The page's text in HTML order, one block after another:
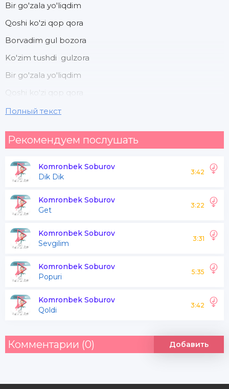
Bir go'zala yo'liqdim
Qoshi ko'zi qop qora
Borvadim gul bozora
Ko'zim tushdi gulzora
Bir go'zala yo'liqdim
Qoshi ko'zi qop qora
Xolvochini qizimi
Buncha asal shakar shu
Xurmachini qizimi
Xolvochini kizimi
Olmachini qizimi
Buncha asal shakar shu
Xurmachini kizimi
Полный текст
Рекомендуем послушать
Komronbek Soburov
Dik Dik
3:42
Komronbek Soburov
Get
3:22
Komronbek Soburov
Sevgilim
3:31
Komronbek Soburov
Popuri
5:35
Komronbek Soburov
Qoldi
3:42
Комментарии (0) Добавить